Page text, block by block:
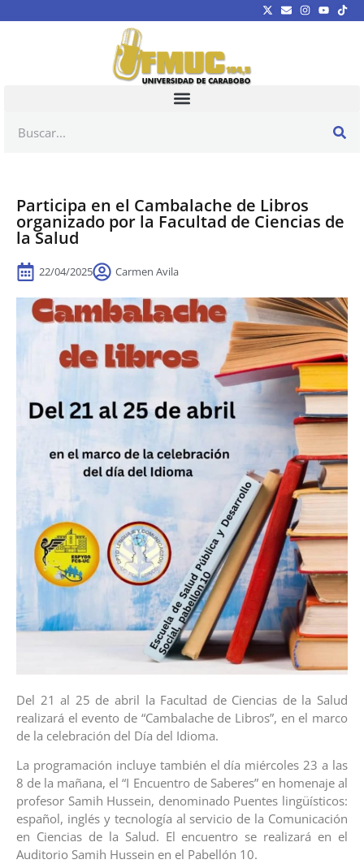
Participa en el Cambalache de Libros
organizado por la Facultad de Ciencias de
la Salud
22/04/2025 Carmen Avila
Del 21 al 25 de abril la Facultad de Ciencias de la Salud
realizará el evento de “Cambalache de Libros”, en el marco
de la celebración del Día del Idioma.
La programación incluye también el día miércoles 23 a las
8 de la mañana, el “I Encuentro de Saberes” en homenaje al
profesor Samih Hussein, denominado Puentes lingüísticos:
español, inglés y tecnología al servicio de la Comunicación
en Ciencias de la Salud. El encuentro se realizará en el
Auditorio Samih Hussein en el Pabellón 10.